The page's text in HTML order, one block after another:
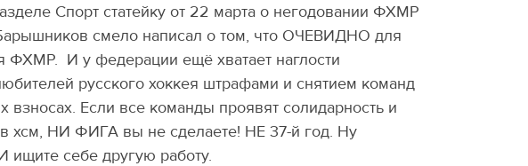
Спорт статейку от 22 марта о негодовании ФХМР
смело написал о том, что ОЧЕВИДНО для
И у федерации ещё хватает наглости
русского хоккея штрафами и снятием команд
Если все команды проявят солидарность и
в хсм, НИ ФИГА вы не сделаете! НЕ 37-й год. Ну
себе другую работу.